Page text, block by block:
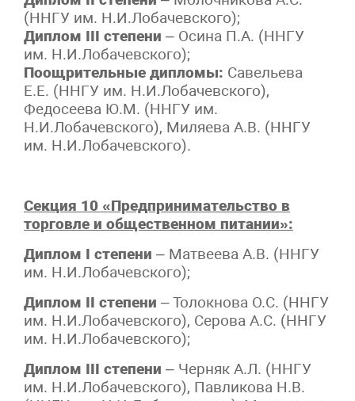
(ННГУ им. Н.И.Лобачевского);
Диплом III степени – Осина П.А. (ННГУ
им. Н.И.Лобачевского);
Поощрительные дипломы: Савельева
Е.Е. (ННГУ им. Н.И.Лобачевского),
Федосеева Ю.М. (ННГУ им.
Н.И.Лобачевского), Миляева А.В. (ННГУ
им. Н.И.Лобачевского).
Секция 10 «Предпринимательство в
торговле и общественном питании»:
Диплом I степени – Матвеева А.В. (ННГУ
им. Н.И.Лобачевского);
Диплом II степени – Толокнова О.С. (ННГУ
им. Н.И.Лобачевского), Серова А.С. (ННГУ
им. Н.И.Лобачевского);
Диплом III степени – Черняк А.Л. (ННГУ
им. Н.И.Лобачевского), Павликова Н.В.